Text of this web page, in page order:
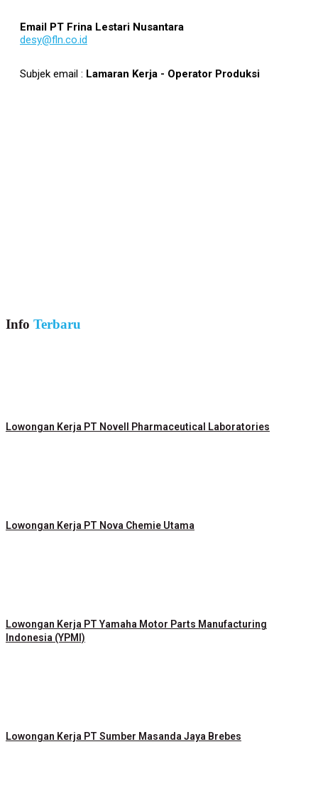
Email PT Frina Lestari Nusantara
desy@fln.co.id
Subjek email : Lamaran Kerja - Operator Produksi
Info Terbaru
Lowongan Kerja PT Novell Pharmaceutical Laboratories
Lowongan Kerja PT Nova Chemie Utama
Lowongan Kerja PT Yamaha Motor Parts Manufacturing
Indonesia (YPMI)
Lowongan Kerja PT Sumber Masanda Jaya Brebes